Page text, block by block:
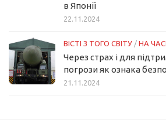
в Японії
22.11.2024
ВІСТІ З ТОГО СВІТУ / НА ЧАСІ
Через страх і для
погрози як ознака
21.11.2024